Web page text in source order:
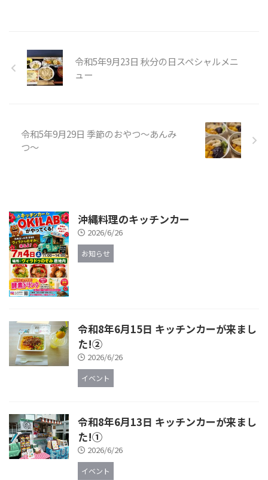
令和5年9月23日 秋分の日スペシャルメニ
ュー
令和5年9月29日 季節のおやつ〜あんみ
つ〜
沖縄料理のキッチンカー
2026/6/26
お知らせ
令和8年6月15日 キッチンカーが来まし
た!②
2026/6/26
イベント
令和8年6月13日 キッチンカーが来まし
た!①
2026/6/26
イベント